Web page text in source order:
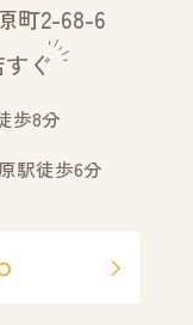
町2-68-6
ぐ
歩8分
駅徒歩6分